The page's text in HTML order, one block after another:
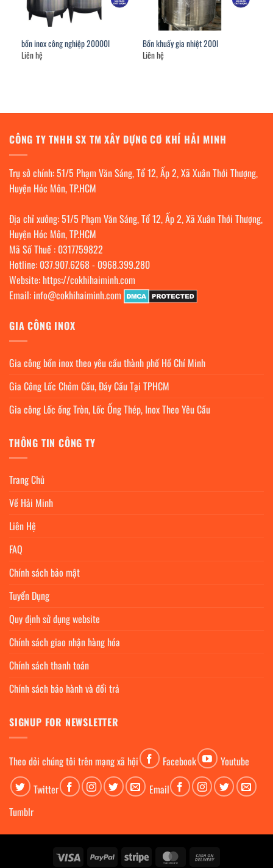
bồn inox công nghiệp 20000l
Liên hệ
Bồn khuấy gia nhiệt 200l
Liên hệ
CÔNG TY TNHH SX TM XÂY DỰNG CƠ KHÍ HẢI MINH
Trụ sở chính: 51/5 Phạm Văn Sáng, Tổ 12, Ấp 2, Xã Xuân Thới Thượng,
Huyện Hóc Môn, TP.HCM
Địa chỉ xưởng: 51/5 Phạm Văn Sáng, Tổ 12, Ấp 2, Xã Xuân Thới Thượng,
Huyện Hóc Môn, TP.HCM
Mã Số Thuế : 0317759822
Hotline: 037.907.6268- 0968.399.280
Website: https://cokhihaiminh.com
Email: info@cokhihaiminh.com
GIA CÔNG INOX
Gia công bồn inox theo yêu cầu thành phố Hồ Chí Minh
Gia Công Lốc Chỏm Cầu, Đáy Cầu Tại TPHCM
Gia công Lốc ống Tròn, Lốc Ống Thép, Inox Theo Yêu Cầu
THÔNG TIN CÔNG TY
Trang Chủ
Về Hải Minh
Liên Hệ
FAQ
Chính sách bảo mật
Tuyển Dụng
Quy định sử dụng website
Chính sách giao nhận hàng hóa
Chính sách thanh toán
Chính sách bảo hành và đổi trả
SIGNUP FOR NEWSLETTER
Theo dỏi chúng tôi trên mạng xã hội Facebook
Youtube
Twitter
Email
Tumblr
Visa PayPal Stripe MasterCard